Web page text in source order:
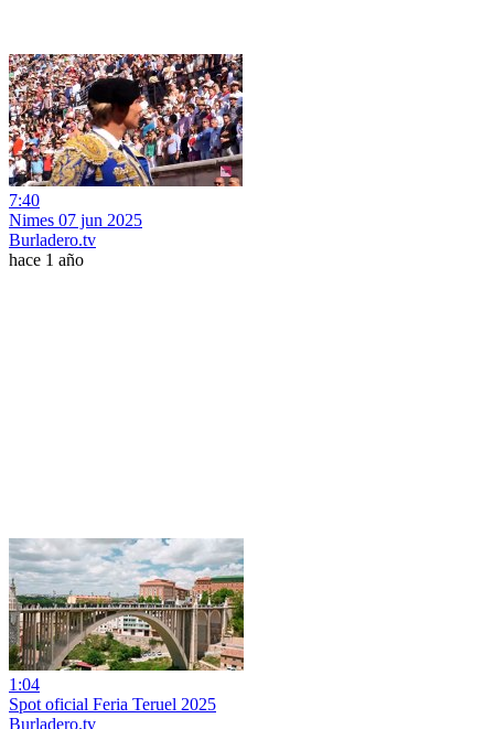
7:40
Nimes 07 jun 2025
Burladero.tv
hace 1 año
1:04
Spot oficial Feria Teruel 2025
Burladero.tv